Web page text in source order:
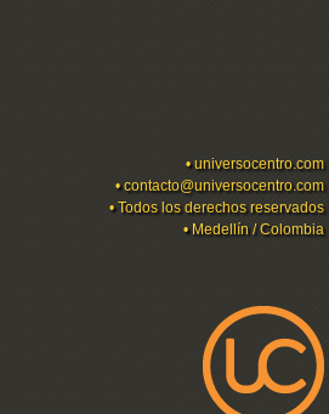
•universocentro.com
•contacto@universocentro.com
• Todos los derechos reservados
• Medellín / Colombia